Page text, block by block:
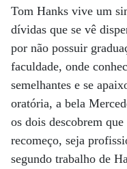
Tom Hanks vive um
dívidas que se vê
por não possuir
faculdade, onde
semelhantes e se
oratória, a bela
os dois descobrem
recomeço, seja
segundo trabalho de